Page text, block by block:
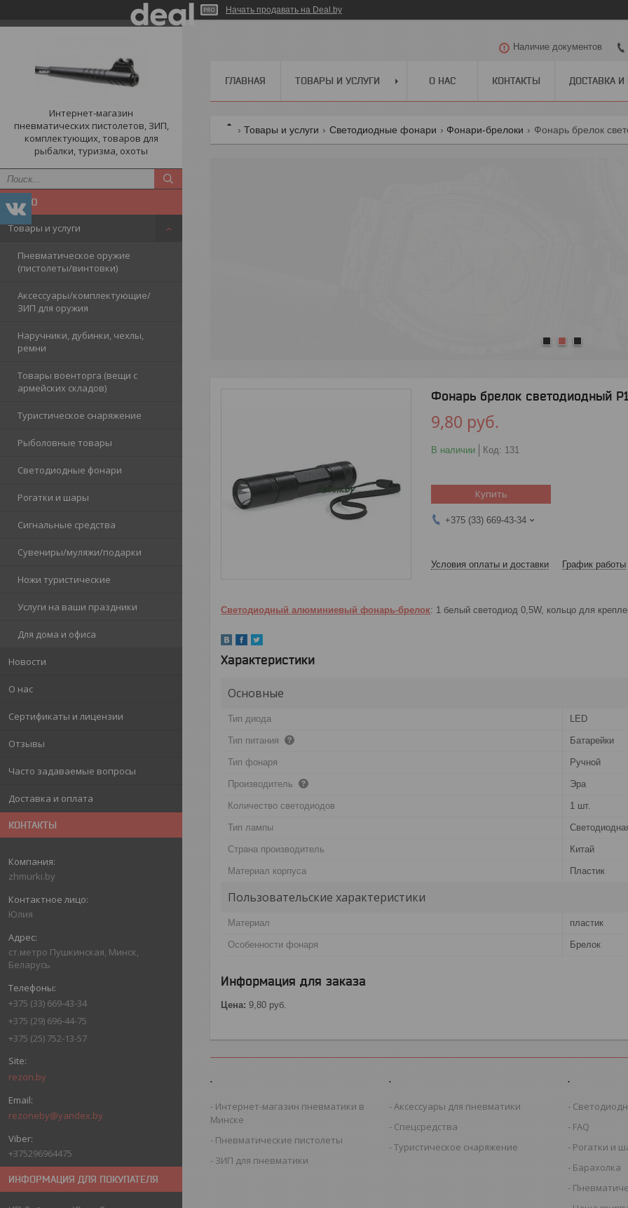
Начать продавать на Deal.by
Интернет-магазин
пневматических пистолетов, ЗИП,
комплектующих, товаров для
рыбалки, туризма, охоты
Товары и услуги
Пневматическое оружие
(пистолеты/винтовки)
Аксессуары/комплектующие/
ЗИП для оружия
Наручники, дубинки, чехлы,
ремни
Товары военторга (вещи с
армейских складов)
Туристическое снаряжение
Рыболовные товары
Светодиодные фонари
Рогатки и шары
Сигнальные средства
Сувениры/муляжи/подарки
Ножи туристические
Услуги на ваши праздники
Для дома и офиса
Новости
О нас
Сертификаты и лицензии
Отзывы
Часто задаваемые вопросы
Доставка и оплата
КОНТАКТЫ
zhmurki.by
Юлия
ст.метро Пушкинская, Минск,
Беларусь
+375 (33) 669-43-34
+375 (29) 696-44-75
+375 (25) 752-13-57
rezon.by
rezoneby@yandex.by
+375296964475
ИНФОРМАЦИЯ ДЛЯ ПОКУПАТЕЛЯ
Наличие документов
ГЛАВНАЯ ТОВАРЫ И УСЛУГИ О НАС КОНТАКТЫ ДОСТАВКА И
Товары и услуги Светодиодные фонари Фонари-брелоки Фонарь брелок
Фонарь брелок светодиодный
9,80 руб.
В наличии Код: 131
Купить
+375 (33) 669-43-34
Условия оплаты и доставки График работы
Светодиодный алюминиевый фонарь-брелок: 1 белый светодиод 0,5W, кольцо для
Характеристики
Основные
Тип диода LED
Тип питания Батарейки
Тип фонаря Ручной
Производитель Эра
Количество светодиодов 1 шт.
Тип лампы
Страна производитель Китай
Материал корпуса Пластик
Пользовательские характеристики
Материал пластик
Особенности фонаря Брелок
Информация для заказа
Цена: 9,80 руб.
.
Интернет-магазин пневматики в
Минске
Пневматические пистолеты
ЗИП для пневматики
.
Аксессуары для пневматики
Спецсредства
Туристическое снаряжение
.
FAQ
Рогатки и
Барахолка